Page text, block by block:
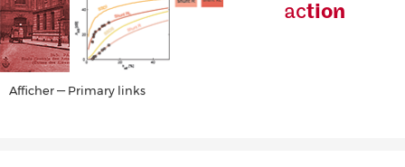
action
Primary
Afficher — Primary links